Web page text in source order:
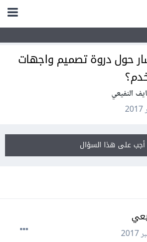
حول دروة تصميم واجهات
النفيعي
أجب على هذا السؤال